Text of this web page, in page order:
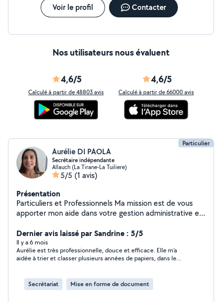
particuliers : actifs débordés, étudiants, indépendants,
et je me déplace également à domicile pour les seniors
d'un accompagnement patient et bienveillant.
déplacements, et à distance partout en France.
Voir le profil Contacter
Nos utilisateurs nous évaluent
4,6/5
Calculé à partir de 48803 avis
4,6/5
Calculé à partir de 66000 avis
Particulier
Aurélie DI PAOLA
Secrétaire indépendante
Allauch (La Tirane-La Tuiliere)
5/5 (1 avis)
Présentation
Particuliers et Professionnels Ma mission est de vous
apporter mon aide dans votre gestion administrative et
pleinement à votre activité Gestion de mail et d'appels,
Saisie et mise en forme de document, Tri, classement,
numérisation, Saisie de CERFA, Pre-compatbilité pour
expert comptable, Suivi relation Client/ Fournisseur,,
rendez-vous, Relance des impayés, Observation terrain
confidentielle, Évaluation de la qualité de service, ...
Dernier avis laissé par Sandrine : 5/5
Il y a 6 mois
Aurélie est très professionnelle, douce et efficace. Elle m’a
aidée à trier et classer plusieurs années de papiers, dans le
Secrétariat
Mise en forme de document